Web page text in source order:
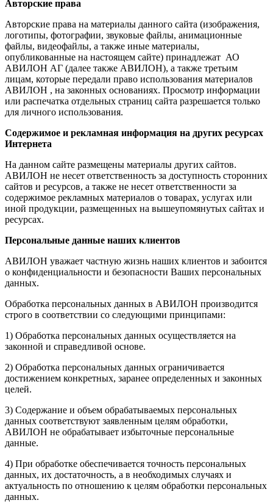
Авторские права
Авторские права на материалы данного сайта (изображения,
логотипы, фотографии, звуковые файлы, анимационные
файлы, видеофайлы, а также иные материалы,
опубликованные на настоящем сайте) принадлежат АО
АВИЛОН АГ (далее также АВИЛОН), а также третьим
лицам, которые передали право использования материалов
АВИЛОН , на законных основаниях. Просмотр информации
или распечатка отдельных страниц сайта разрешается только
для личного использования.
Содержимое и рекламная информация на других ресурсах
Интернета
На данном сайте размещены материалы других сайтов.
АВИЛОН не несет ответственность за доступность сторонних
сайтов и ресурсов, а также не несет ответственности за
содержимое рекламных материалов о товарах, услугах или
иной продукции, размещенных на вышеупомянутых сайтах и
ресурсах.
Персональные данные наших клиентов
АВИЛОН уважает частную жизнь наших клиентов и забоится
о конфиденциальности и безопасности Ваших персональных
данных.
Обработка персональных данных в АВИЛОН производится
строго в соответствии со следующими принципами:
1) Обработка персональных данных осуществляется на
законной и справедливой основе.
2) Обработка персональных данных ограничивается
достижением конкретных, заранее определенных и законных
целей.
3) Содержание и объем обрабатываемых персональных
данных соответствуют заявленным целям обработки,
АВИЛОН не обрабатывает избыточные персональные
данные.
4) При обработке обеспечивается точность персональных
данных, их достаточность, а в необходимых случаях и
актуальность по отношению к целям обработки персональных
данных.